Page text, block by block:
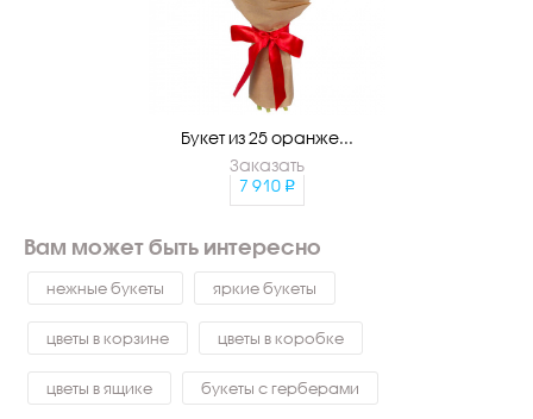
Букет из 25 оранже...
Заказать
7 910
Вам может быть интересно
нежные букеты яркие букеты
цветы в корзине цветы в коробке
цветы в ящике букеты с герберами